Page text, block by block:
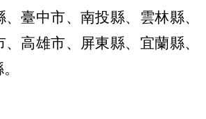
臺中市、南投縣、雲林縣、
高雄市、屏東縣、宜蘭縣、